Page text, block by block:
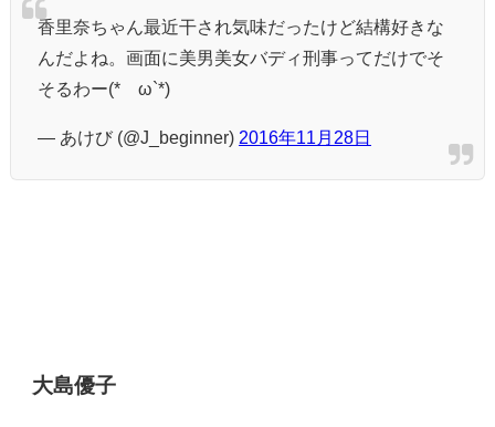
香里奈ちゃん最近干され気味だったけど結構好きな
んだよね。画面に美男美女バディ刑事ってだけでそ
そるわー(*´ω`*)
— あけび (@J_beginner) 2016年11月28日
大島優子